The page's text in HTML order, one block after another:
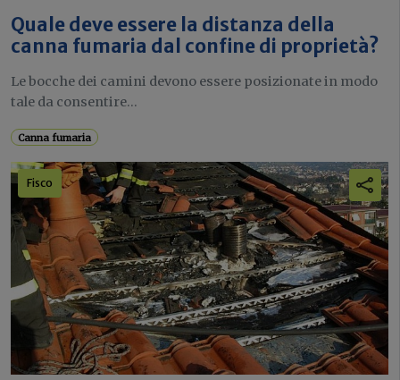
Quale deve essere la distanza della
canna fumaria dal confine di proprietà?
Le bocche dei camini devono essere posizionate in modo
tale da consentire...
Canna fumaria
Fisco